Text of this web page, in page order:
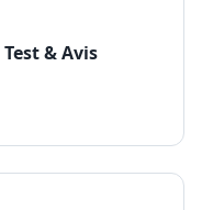
& Avis